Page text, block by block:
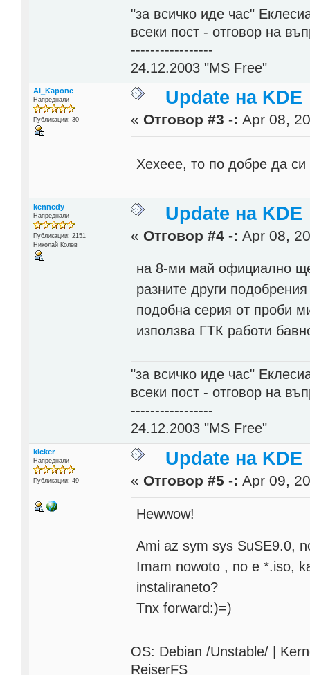
"за всичко иде час"
всеки пост - отговор на
-----------------
24.12.2003 "MS Free"
Al_Kapone
Напреднали
Публикации: 30
Update на KDE
« Отговор #3 -: Apr 08,
Хехеее, то по добре да
kennedy
Напреднали
Публикации: 2151
Николай Колев
Update на KDE
« Отговор #4 -: Apr 08,
на 8-ми май официално
разните други
подобна серия от проби
използва ГТК работи
"за всичко иде час"
всеки пост - отговор на
-----------------
24.12.2003 "MS Free"
kicker
Напреднали
Публикации: 49
Update на KDE
« Отговор #5 -: Apr 09,
Hewwow!
Ami az sym sys SuSE9.0,
Imam nowoto , no e *.iso,
instaliraneto?
Tnx forward:)=)
OS: Debian /Unstable/ |
ReiserFS